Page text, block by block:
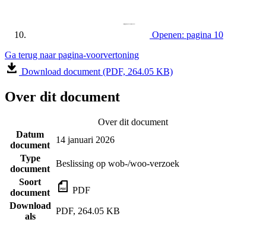
Openen: pagina 10
Ga terug naar pagina-voorvertoning
Download document (PDF, 264.05 KB)
Over dit document
Over dit document
Datum
document
14 januari 2026
Type
document
Beslissing op wob-/woo-verzoek
Soort
document
PDF
Download
als
PDF, 264.05 KB